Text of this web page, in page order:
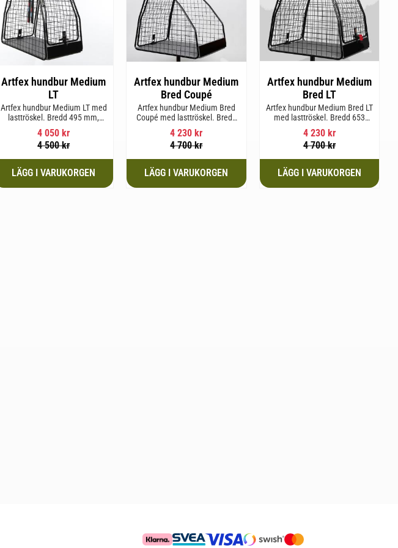
Artfex hundbur Medium
LT
Artfex hundbur Medium LT med
lasttröskel. Bredd 495 mm,
Höjd 675 mm, Djup 830 mm
och Vikt 17 kg.
4 050 kr
4 500kr
Artfex hundbur Medium
Bred Coupé
Artfex hundbur Medium Bred
Coupé med lasttröskel. Bredd
653 mm, Höjd 675 mm, Djup
830 mm och Vikt 19,4 kg.
4 230 kr
4 700kr
Artfex hundbur Medium
Bred LT
Artfex hundbur Medium Bred LT
med lasttröskel. Bredd 653
mm, Höjd 675 mm, Djup 830
mm och Vikt 20,2 kg.
4 230kr
4 700kr